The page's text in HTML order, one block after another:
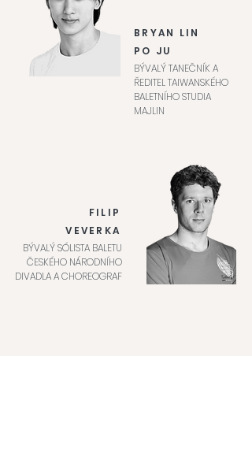
BRYAN LIN
PO JU
BÝVALÝ TANEČNÍK A
ŘEDITEL TAIWANSKÉHO
BALETNÍHO STUDIA
MAJLIN
FILIP
VEVERKA
BÝVALÝ SÓLISTA BALETU
ČESKÉHO NÁRODNÍHO
DIVADLA A CHOREOGRAF